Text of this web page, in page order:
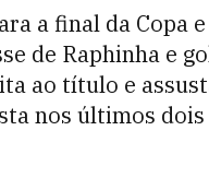
a final da Copa
de Raphinha e
ao título e
nos últimos